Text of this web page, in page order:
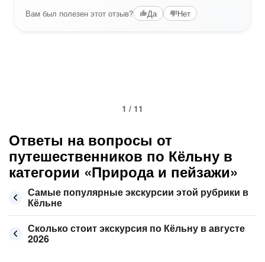
Вам был полезен этот отзыв? Да Нет
1 / 11
Ответы на вопросы от
путешественников по Кёльну в
категории «Природа и пейзажи»
Самые популярные экскурсии этой рубрики в
Кёльне
Сколько стоит экскурсия по Кёльну в августе
2026